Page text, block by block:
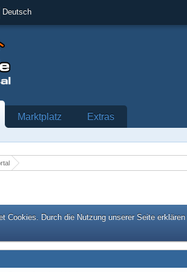
Deutsch
Marktplatz Extras
Cookies. Durch die Nutzung unserer Seite